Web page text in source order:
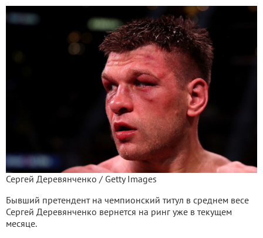
Сергей Деревянченко / Getty Images
Бывший претендент на чемпионский титул в среднем весе
Сергей Деревянченко вернется на ринг уже в текущем
месяце.